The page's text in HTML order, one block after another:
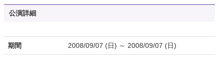
公演詳細
期間 2008/09/07 (日) ～ 2008/09/07 (日)